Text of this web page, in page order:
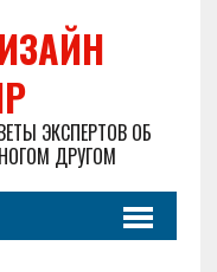
ЭКСПЕРТОВ ОБ
ДРУГОМ